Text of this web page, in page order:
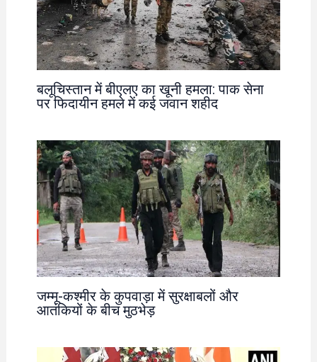
बलूचिस्तान में बीएलए का खूनी हमला: पाक सेना
पर फिदायीन हमले में कई जवान शहीद
जम्मू-कश्मीर के कुपवाड़ा में सुरक्षाबलों और
आतंकियों के बीच मुठभेड़